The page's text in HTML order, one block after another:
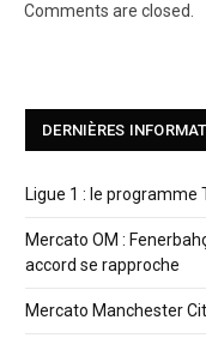
Comments are closed.
DERNIÈRES
Ligue 1 : le programme
Mercato OM :
accord se rapproche
Mercato Manchester